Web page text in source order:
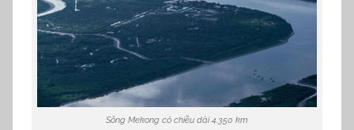
Sông Mekong có chiều dài 4.350 km